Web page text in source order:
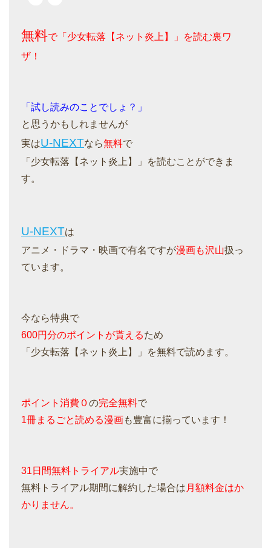
無料で「少女転落【ネット炎上】」を読む裏ワ
ザ！
「試し読みのことでしょ？」
と思うかもしれませんが
実はU-NEXTなら無料で
「少女転落【ネット炎上】」を読むことができま
す。
U-NEXTは
アニメ・ドラマ・映画で有名ですが漫画も沢山扱っ
ています。
今なら特典で
600円分のポイントが貰えるため
「少女転落【ネット炎上】」を無料で読めます。
ポイント消費０の完全無料で
1冊まるごと読める漫画も豊富に揃っています！
31日間無料トライアル実施中で
無料トライアル期間に解約した場合は 月額料金はか
かりません。